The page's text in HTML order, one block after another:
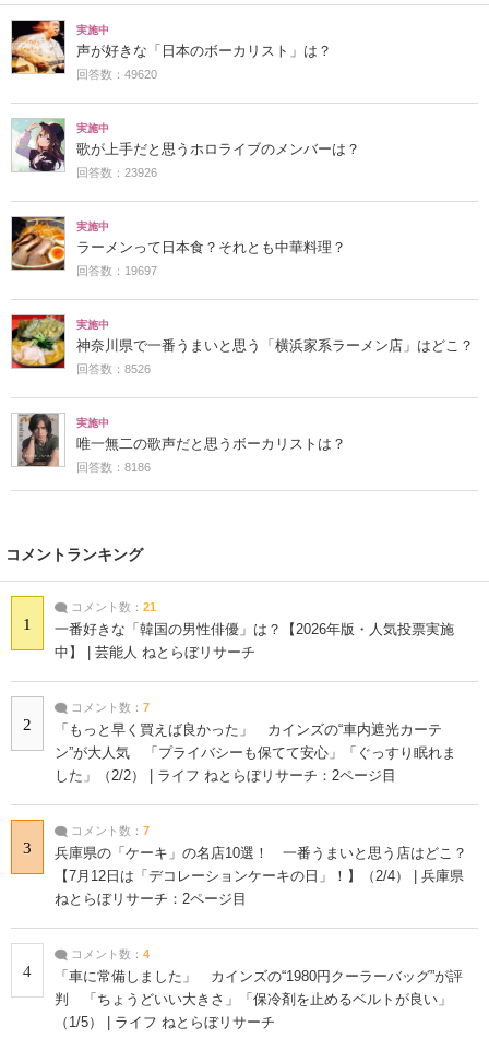
実施中
声が好きな「日本のボーカリスト」は？
回答数：49620
実施中
歌が上手だと思うホロライブのメンバーは？
回答数：23926
実施中
ラーメンって日本食？それとも中華料理？
回答数：19697
実施中
神奈川県で一番うまいと思う「横浜家系ラーメン店」はどこ？
回答数：8526
実施中
唯一無二の歌声だと思うボーカリストは？
回答数：8186
コメントランキング
1
コメント数： 21
一番好きな「韓国の男性俳優」は？【2026年版・人気投票実施
中】 | 芸能人 ねとらぼリサーチ
2
コメント数： 7
「もっと早く買えば良かった」 カインズの“車内遮光カーテ
ン”が大人気 「プライバシーも保てて安心」「ぐっすり眠れま
した」（2/2） | ライフ ねとらぼリサーチ：2ページ目
3
コメント数： 7
兵庫県の「ケーキ」の名店10選！ 一番うまいと思う店はどこ？
【7月12日は「デコレーションケーキの日」！】（2/4） | 兵庫県
ねとらぼリサーチ：2ページ目
4
コメント数： 4
「車に常備しました」 カインズの“1980円クーラーバッグ”が評
判 「ちょうどいい大きさ」「保冷剤を止めるベルトが良い」
（1/5） | ライフ ねとらぼリサーチ